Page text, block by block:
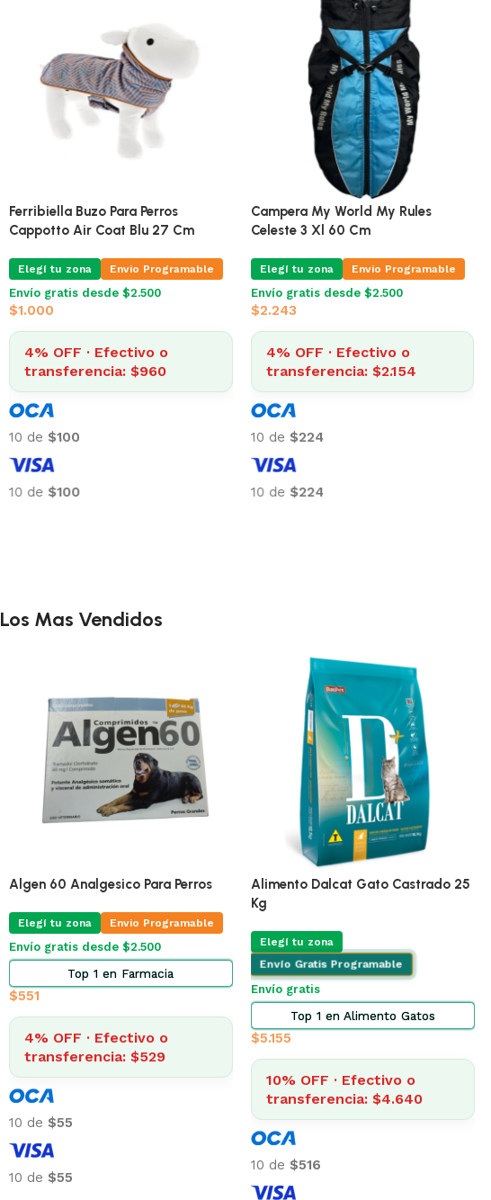
Impermeable Cosmo Mele/Apple 36
Cm
Elegí tu zona Envio Programable
Envío gratis desde $2.500
$1.690
4% OFF · Efectivo o
transferencia: $1.622
10 de $169
10 de $169
Ferribiella Buzo Para Perros
Cappotto Air Coat Blu 27 Cm
Elegí tu zona Envio Programable
Envío gratis desde $2.500
$1.000
4% OFF · Efectivo o
transferencia: $960
10 de $100
10 de $100
Los Mas Vendidos
Pro Omega Cachorro Pequeño 3 Kg
Elegí tu zona Envio Programable
Envío gratis desde $2.500
Top 2 en Alimento Perros
$873
4% OFF · Efectivo o
transferencia: $838
10 de $87
10 de $87
Adipred Prednisolna 20 Mg Blister
X 10 Comprimidos
Elegí tu zona
Envío gratis desde $2.500
Top 3 en Farmacia
4% OFF · Efectivo o
transferencia: $309
10 de$32
10 de$32